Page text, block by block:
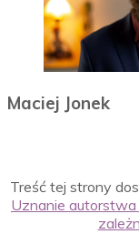
Maciej Jonek
Treść tej strony
Uznanie